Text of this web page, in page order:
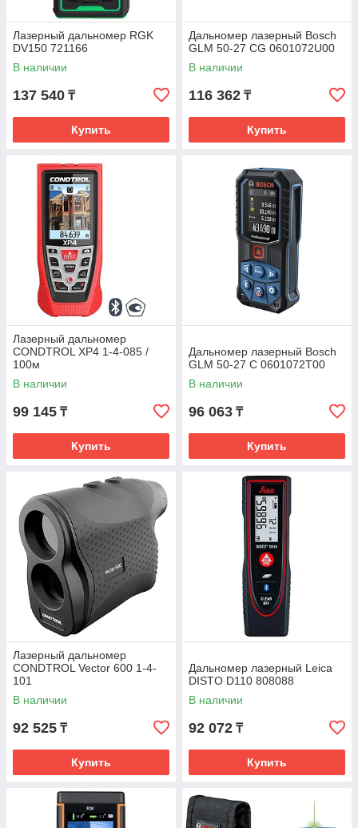
Лазерный дальномер RGK
DV150 721166
В наличии
137 540 ₸
Купить
Дальномер лазерный Bosch
GLM 50-27 СG 0601072U00
В наличии
116 362 ₸
Купить
Лазерный дальномер
CONDTROL XP4 1-4-085 /
100м
В наличии
99 145 ₸
Купить
Дальномер лазерный Bosch
GLM 50-27 С 0601072T00
В наличии
96 063 ₸
Купить
Лазерный дальномер
CONDTROL Vector 600 1-4-
101
В наличии
92 525 ₸
Купить
Дальномер лазерный Leica
DISTO D110 808088
В наличии
92 072 ₸
Купить